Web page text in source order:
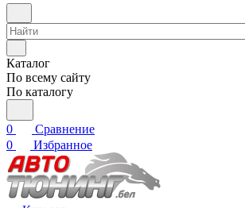
Каталог
По всему сайту
По каталогу
0
Сравнение
0
Избранное